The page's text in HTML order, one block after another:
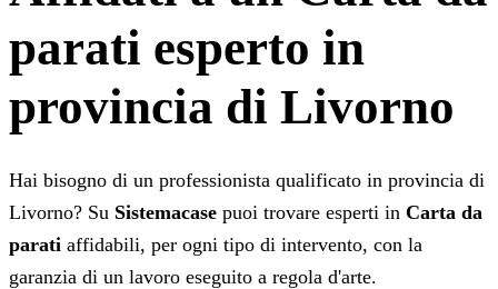
parati esperto in
provincia di Livorno
Hai bisogno di un professionista qualificato in provincia di
Livorno? Su Sistemacase puoi trovare esperti in Carta da
parati affidabili, per ogni tipo di intervento, con la
garanzia di un lavoro eseguito a regola d'arte.